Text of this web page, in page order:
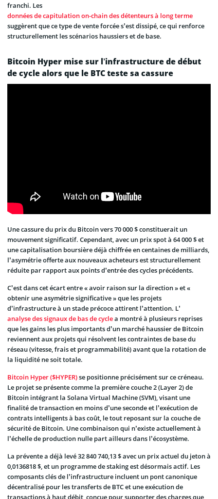
franchi. Les
données de capitulation on-chain des détenteurs à long terme
suggèrent que ce type de vente forcée s’est dissipé, ce qui renforce
structurellement les scénarios haussiers et de base.
Bitcoin Hyper mise sur l’infrastructure de début
de cycle alors que le BTC teste sa cassure
Une cassure du prix du Bitcoin vers 70 000 $ constituerait un
mouvement significatif. Cependant, avec un prix spot à 64 000 $ et
une capitalisation boursière déjà chiffrée en centaines de milliards,
l’asymétrie offerte aux nouveaux acheteurs est structurellement
réduite par rapport aux points d’entrée des cycles précédents.
C’est dans cet écart entre « avoir raison sur la direction » et «
obtenir une asymétrie significative » que les projets
d’infrastructure à un stade précoce attirent l’attention. L’
analyse des signaux de bas de cyclea montré à plusieurs reprises
que les gains les plus importants d’un marché haussier de Bitcoin
reviennent aux projets qui résolvent les contraintes de base du
réseau (vitesse, frais et programmabilité) avant que la rotation de
la liquidité ne soit totale.
Bitcoin Hyper ($HYPER)se positionne précisément sur ce créneau.
Le projet se présente comme la première couche 2 (Layer 2) de
Bitcoin intégrant la Solana Virtual Machine (SVM), visant une
finalité de transaction en moins d’une seconde et l’exécution de
contrats intelligents à bas coût, le tout reposant sur la couche de
sécurité de Bitcoin. Une combinaison qui n’existe actuellement à
l’échelle de production nulle part ailleurs dans l’écosystème.
La prévente a déjà levé 32 840 740,13 $ avec un prix actuel du jeton à
0,0136818 $, et un programme de staking est désormais actif. Les
composants clés de l’infrastructure incluent un pont canonique
décentralisé pour les transferts de BTC et une exécution de
transactions à haut débit, conçue pour supporter des charges que